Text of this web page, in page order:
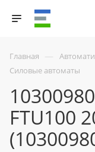
Главная —
Силовые автоматы
FTU100